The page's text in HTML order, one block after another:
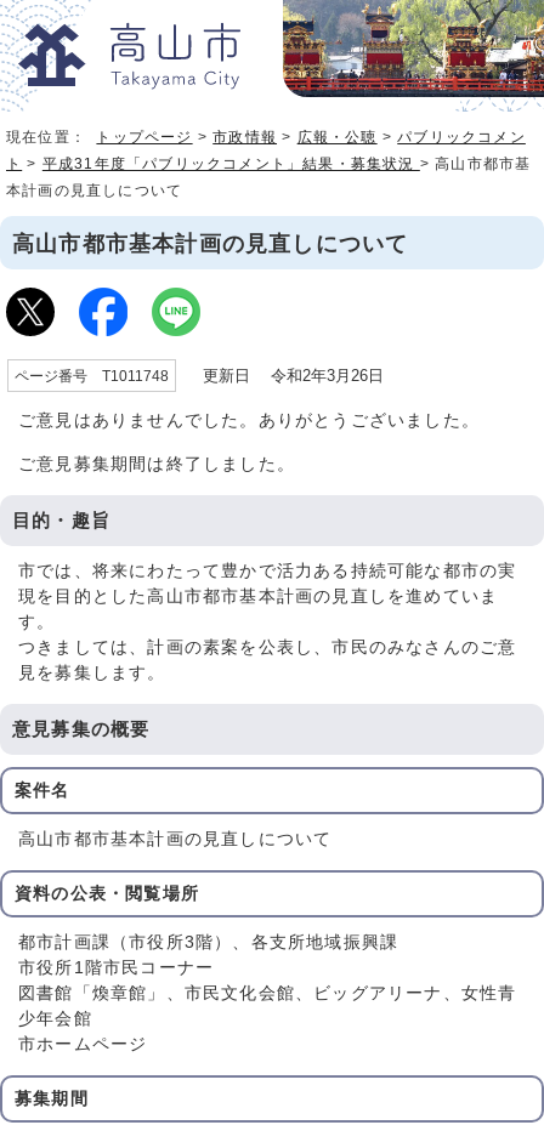
現在位置： トップページ >市政情報 > 広報・公聴 >パブリックコメン
ト > 平成31年度「パブリックコメント」結果・募集状況 > 高山市都市基
本計画の見直しについて
高山市都市基本計画の見直しについて
ページ番号 T1011748 更新日 令和2年3月26日
ご意見はありませんでした。ありがとうございました。
ご意見募集期間は終了しました。
目的・趣旨
市では、将来にわたって豊かで活力ある持続可能な都市の実
現を目的とした高山市都市基本計画の見直しを進めていま
す。
つきましては、計画の素案を公表し、市民のみなさんのご意
見を募集します。
意見募集の概要
案件名
高山市都市基本計画の見直しについて
資料の公表・閲覧場所
都市計画課（市役所3階）、各支所地域振興課
市役所1階市民コーナー
図書館「煥章館」、市民文化会館、ビッグアリーナ、女性青
少年会館
市ホームページ
募集期間